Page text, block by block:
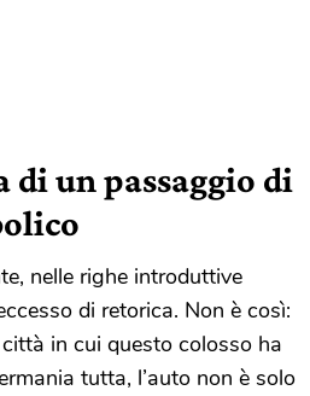
di un passaggio di
nelle righe introduttive
di retorica. Non è così:
in cui questo colosso ha
tutta, l’auto non è solo